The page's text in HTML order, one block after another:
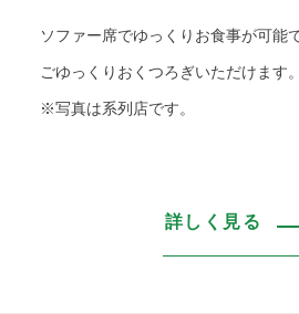
ソファー席でゆっくりお食事が可能で
ごゆっくりおくつろぎいただけます。
※写真は系列店です。
詳しく見る